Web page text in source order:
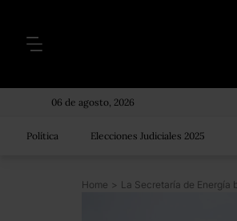
06 de agosto, 2026
Política Elecciones Judiciales 2025
Home >